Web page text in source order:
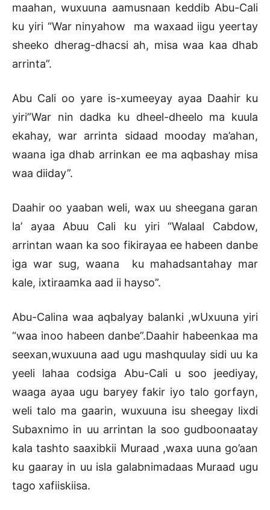
maahan, wuxuuna aamusnaan keddib Abu-Cali
ku yiri “War ninyahow ma waxaad iigu yeertay
sheeko dherag-dhacsi ah, misa waa kaa dhab
arrinta”.
Abu Cali oo yare is-xumeeyay ayaa Daahir ku
yiri”War nin dadka ku dheel-dheelo ma kuula
ekahay, war arrinta sidaad mooday ma’ahan,
waana iga dhab arrinkan ee ma aqbashay misa
waa diiday”.
Daahir oo yaaban weli, wax uu sheegana garan
la’ ayaa Abuu Cali ku yiri “Walaal Cabdow,
arrintan waan ka soo fikirayaa ee habeen danbe
iga war sug, waana ku mahadsantahay mar
kale, ixtiraamka aad ii hayso”.
Abu-Calina waa aqbalyay balanki ,wUxuuna yiri
“waa inoo habeen danbe”.Daahir habeenkaa ma
seexan,wuxuuna aad ugu mashquulay sidi uu ka
yeeli lahaa codsiga Abu-Cali u soo jeediyay,
waaga ayaa ugu baryey fakir iyo talo gorfayn,
weli talo ma gaarin, wuxuuna isu sheegay lixdi
Subaxnimo in uu arrintan la soo gudboonaatay
kala tashto saaxibkii Muraad ,waxa uuna go’aan
ku gaaray in uu isla galabnimadaas Muraad ugu
tago xafiiskiisa.